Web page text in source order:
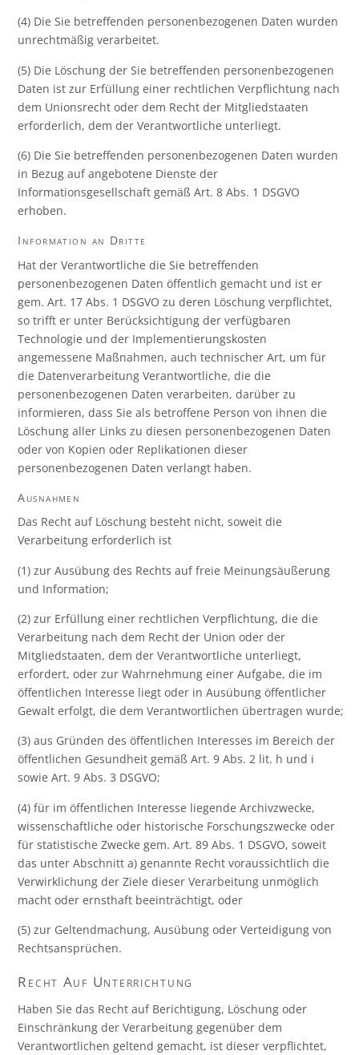
(4) Die Sie betreffenden personenbezogenen Daten wurden
unrechtmäßig verarbeitet.
(5) Die Löschung der Sie betreffenden personenbezogenen
Daten ist zur Erfüllung einer rechtlichen Verpflichtung nach
dem Unionsrecht oder dem Recht der Mitgliedstaaten
erforderlich, dem der Verantwortliche unterliegt.
(6) Die Sie betreffenden personenbezogenen Daten wurden
in Bezug auf angebotene Dienste der
Informationsgesellschaft gemäß Art. 8 Abs. 1 DSGVO
erhoben.
Information an Dritte
Hat der Verantwortliche die Sie betreffenden
personenbezogenen Daten öffentlich gemacht und ist er
gem. Art. 17 Abs. 1 DSGVO zu deren Löschung verpflichtet,
so trifft er unter Berücksichtigung der verfügbaren
Technologie und der Implementierungskosten
angemessene Maßnahmen, auch technischer Art, um für
die Datenverarbeitung Verantwortliche, die die
personenbezogenen Daten verarbeiten, darüber zu
informieren, dass Sie als betroffene Person von ihnen die
Löschung aller Links zu diesen personenbezogenen Daten
oder von Kopien oder Replikationen dieser
personenbezogenen Daten verlangt haben.
Ausnahmen
Das Recht auf Löschung besteht nicht, soweit die
Verarbeitung erforderlich ist
(1) zur Ausübung des Rechts auf freie Meinungsäußerung
und Information;
(2) zur Erfüllung einer rechtlichen Verpflichtung, die die
Verarbeitung nach dem Recht der Union oder der
Mitgliedstaaten, dem der Verantwortliche unterliegt,
erfordert, oder zur Wahrnehmung einer Aufgabe, die im
öffentlichen Interesse liegt oder in Ausübung öffentlicher
Gewalt erfolgt, die dem Verantwortlichen übertragen wurde;
(3) aus Gründen des öffentlichen Interesses im Bereich der
öffentlichen Gesundheit gemäß Art. 9 Abs. 2 lit. h und i
sowie Art. 9 Abs. 3 DSGVO;
(4) für im öffentlichen Interesse liegende Archivzwecke,
wissenschaftliche oder historische Forschungszwecke oder
für statistische Zwecke gem. Art. 89 Abs. 1 DSGVO, soweit
das unter Abschnitt a) genannte Recht voraussichtlich die
Verwirklichung der Ziele dieser Verarbeitung unmöglich
macht oder ernsthaft beeinträchtigt, oder
(5) zur Geltendmachung, Ausübung oder Verteidigung von
Rechtsansprüchen.
Recht Auf Unterrichtung
Haben Sie das Recht auf Berichtigung, Löschung oder
Einschränkung der Verarbeitung gegenüber dem
Verantwortlichen geltend gemacht, ist dieser verpflichtet,